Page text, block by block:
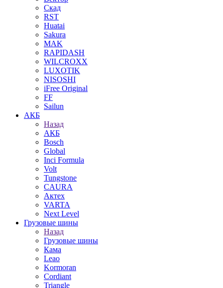
Скад
RST
Huatai
Sakura
MAK
RAPIDASH
WILCROXX
LUXOTIK
NISOSHI
iFree Original
FF
Sailun
АКБ
Назад
АКБ
Bosch
Global
Inci Formula
Volt
Tungstone
CAURA
Актех
VARTA
Next Level
Грузовые шины
Назад
Грузовые шины
Кама
Leao
Kormoran
Cordiant
Triangle